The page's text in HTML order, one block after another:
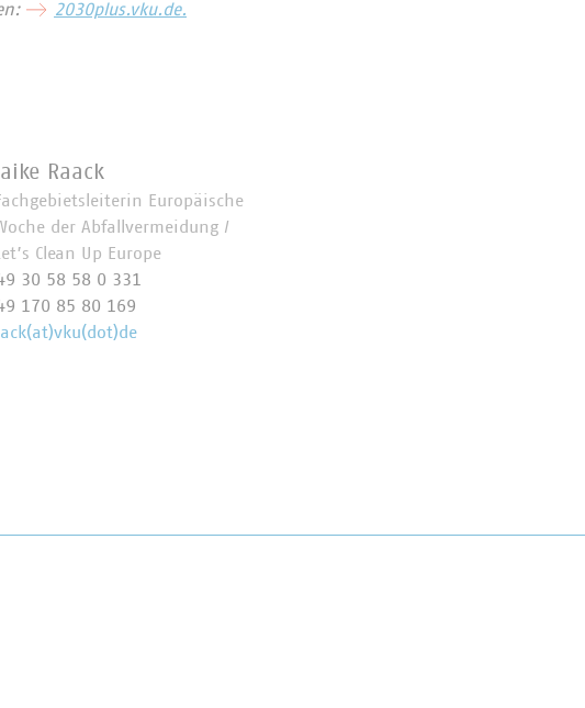
2030plus.vku.de.
Raack
Europäische
der Abfallvermeidung /
Let’s Clean Up Europe
30 58 58 0 331
170 85 80 169